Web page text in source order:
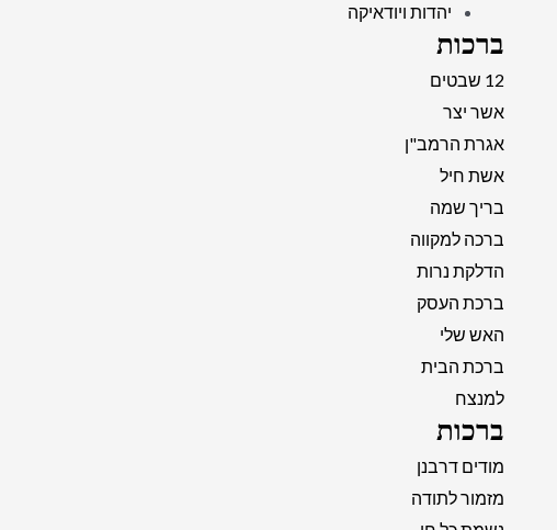
יהדות ויודאיקה
ברכות
12 שבטים
אשר יצר
אגרת הרמב"ן
אשת חיל
בריך שמה
ברכה למקווה
הדלקת נרות
ברכת העסק
האש שלי
ברכת הבית
למנצח
ברכות
מודים דרבנן
מזמור לתודה